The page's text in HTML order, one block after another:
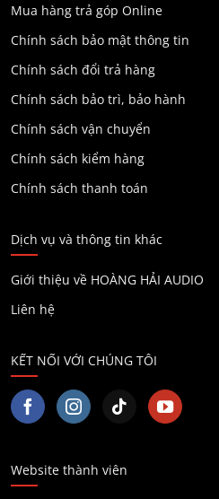
Mua hàng trả góp Online
Chính sách bảo mật thông tin
Chính sách đổi trả hàng
Chính sách bảo trì, bảo hành
Chính sách vận chuyển
Chính sách kiểm hàng
Chính sách thanh toán
Dịch vụ và thông tin khác
Giới thiệu về HOÀNG HẢI AUDIO
Liên hệ
KẾT NỐI VỚI CHÚNG TÔI
Website thành viên